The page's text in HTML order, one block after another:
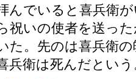
んでいると喜兵衛
祝いの使者を送っ
た。先のは喜兵衛
兵衛は死んだとい